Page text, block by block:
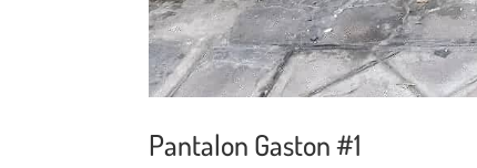
Pantalon Gaston #1